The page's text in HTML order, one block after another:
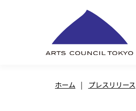
ホーム | プレスリリース